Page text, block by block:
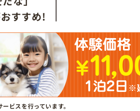
すすめ!
ビスを行っています。